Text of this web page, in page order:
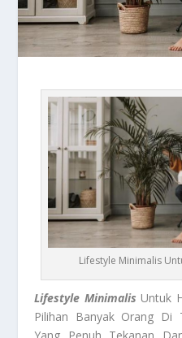
Lifestyle Minimalis
Lifestyle Minimalis Untuk
Pilihan Banyak Orang Di